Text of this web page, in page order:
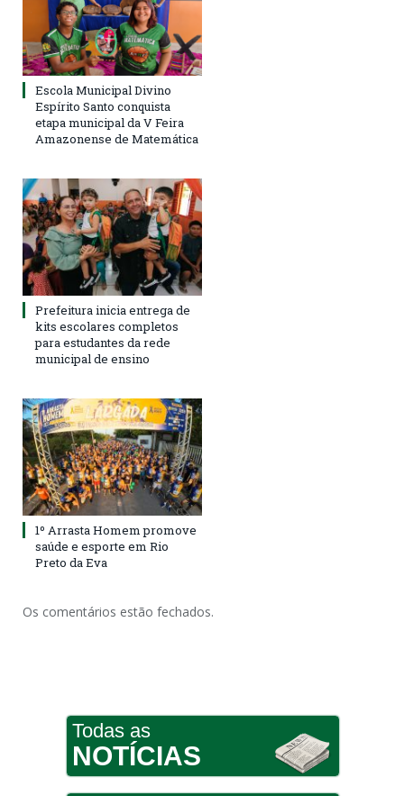
Escola Municipal Divino
Espírito Santo conquista
etapa municipal da V Feira
Amazonense de Matemática
Prefeitura inicia entrega de
kits escolares completos
para estudantes da rede
municipal de ensino
1º Arrasta Homem promove
saúde e esporte em Rio
Preto da Eva
Os comentários estão fechados.
Todas as
NOTÍCIAS